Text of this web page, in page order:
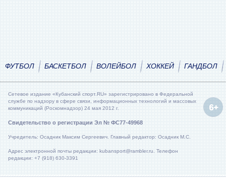
ФУТБОЛ БАСКЕТБОЛ ВОЛЕЙБОЛ ХОККЕЙ ГАНДБОЛ
Сетевое издание «Кубанский спорт.RU» зарегистрировано в Федеральной
службе по надзору в сфере связи, информационных технологий и массовых
коммуникаций (Роскомнадзор) 24 мая 2012 г.
Свидетельство о регистрации Эл № ФС77-49968
Учредитель: Осадник Максим Сергеевич. Главный редактор: Осадник М.С.
Адрес электронной почты редакции: kubansport@rambler.ru. Телефон
редакции: +7 (918) 630-3391